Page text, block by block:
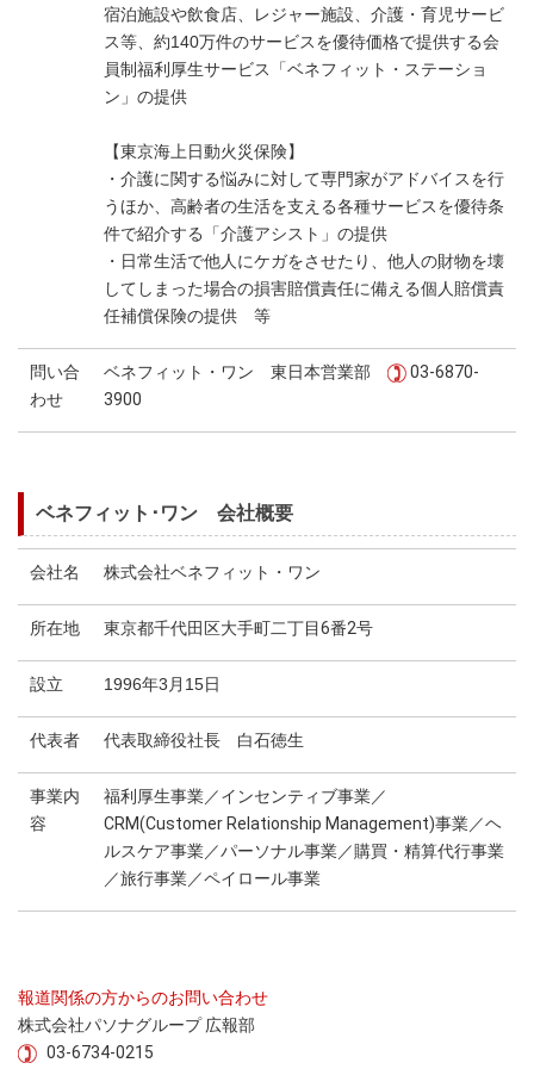
宿泊施設や飲食店、レジャー施設、介護・育児サービ
ス等、約140万件のサービスを優待価格で提供する会
員制福利厚生サービス「ベネフィット・ステーショ
ン」の提供
【東京海上日動火災保険】
・介護に関する悩みに対して専門家がアドバイスを行
うほか、高齢者の生活を支える各種サービスを優待条
件で紹介する「介護アシスト」の提供
・日常生活で他人にケガをさせたり、他人の財物を壊
してしまった場合の損害賠償責任に備える個人賠償責
任補償保険の提供 等
問い合
わせ
ベネフィット・ワン 東日本営業部
03-6870-
3900
ベネフィット･ワン 会社概要
会社名 株式会社ベネフィット・ワン
所在地 東京都千代田区大手町二丁目6番2号
設立 1996年3月15日
代表者 代表取締役社長 白石徳生
事業内
容
福利厚生事業／インセンティブ事業／
CRM(Customer Relationship Management)事業／ヘ
ルスケア事業／パーソナル事業／購買・精算代行事業
／旅行事業／ペイロール事業
報道関係の方からのお問い合わせ
株式会社パソナグループ 広報部
03-6734-0215